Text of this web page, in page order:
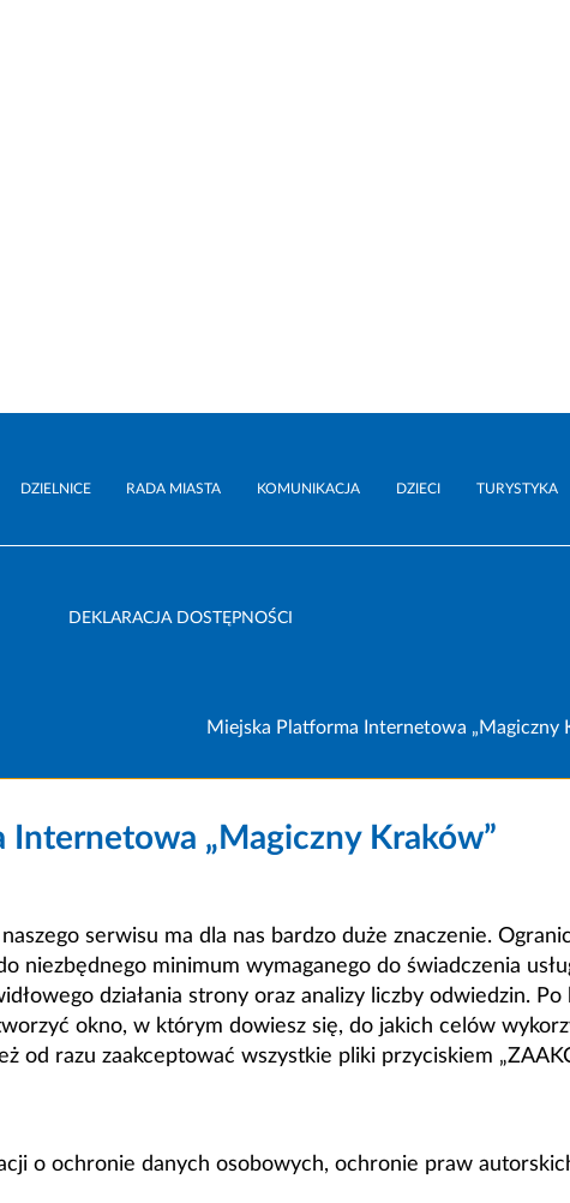
DZIELNICE RADA MIASTA KOMUNIKACJA DZIECI TURYSTYKA
DEKLARACJA DOSTĘPNOŚCI
Miejska Platforma Internetowa „Magiczny
Internetowa „Magiczny Kraków”
serwisu ma dla nas bardzo duże znaczenie.
niezbędnego minimum wymaganego do świadczenia
działania strony oraz analizy liczby odwiedzin.
okno, w którym dowiesz się, do jakich celów
od razu zaakceptować wszystkie pliki przyciskiem
o ochronie danych osobowych, ochronie praw